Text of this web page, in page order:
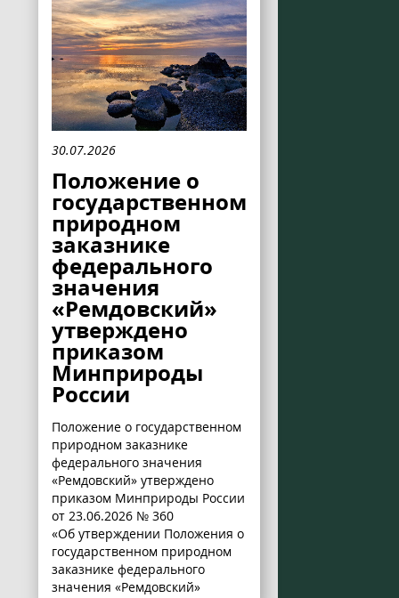
30.07.2026
Положение о
государственном
природном
заказнике
федерального
значения
«Ремдовский»
утверждено
приказом
Минприроды
России
Положение о государственном
природном заказнике
федерального значения
«Ремдовский» утверждено
приказом Минприроды России
от 23.06.2026 № 360
«Об утверждении Положения о
государственном природном
заказнике федерального
значения «Ремдовский»